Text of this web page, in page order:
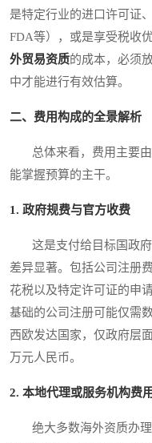
是特定行业的进口许可证
FDA等），或是享受税收
外贸易资质的成本，必须
中才能进行有效估算。
二、费用构成的全景解析
总体来看，费用主要由
能掌握预算的主干。
1. 政府规费与官方收费
这是支付给目标国政府
差异显著。包括公司注册
花税以及特定许可证的申
基础的公司注册可能仅需
西欧发达国家，仅政府层
万元人民币。
2. 本地代理或服务机构费用
绝大多数海外资质办理